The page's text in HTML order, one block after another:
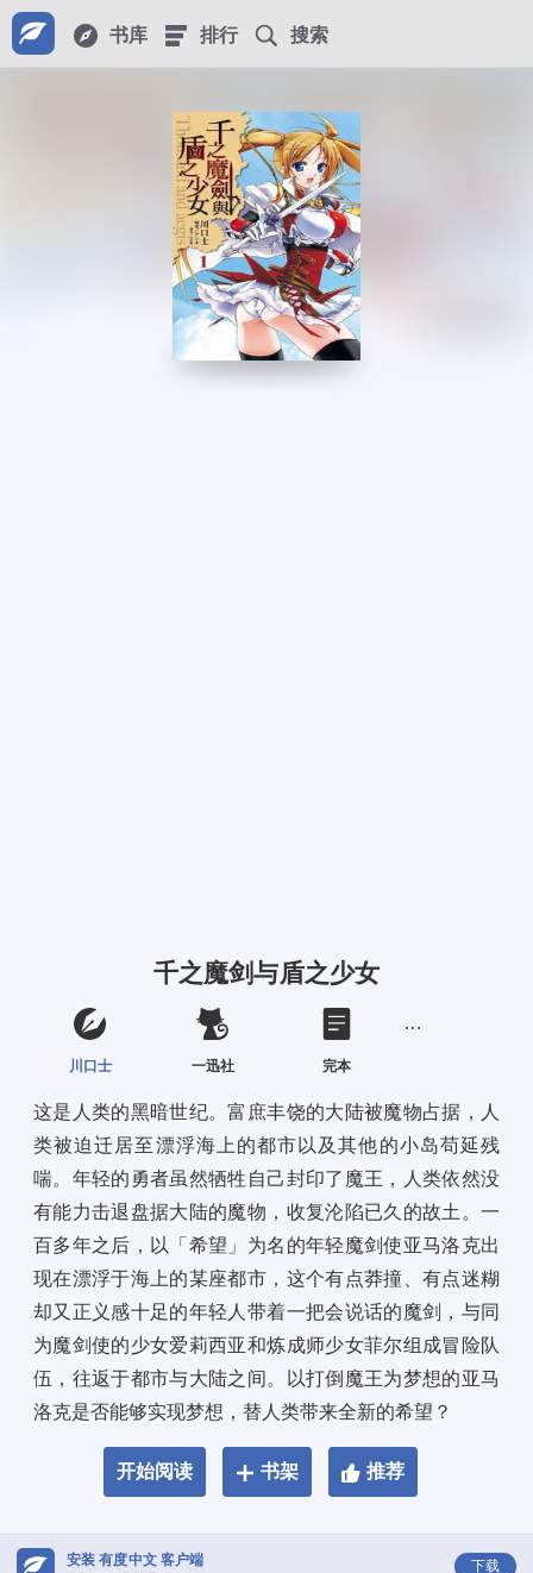
书库 排行 搜索
千之魔剑与盾之少女
川口士 一迅社 完本
这是人类的黑暗世纪。富庶丰饶的大陆被魔物占据，人
类被迫迁居至漂浮海上的都市以及其他的小岛苟延残
喘。年轻的勇者虽然牺牲自己封印了魔王，人类依然没
有能力击退盘据大陆的魔物，收复沦陷已久的故土。一
百多年之后，以「希望」为名的年轻魔剑使亚马洛克出
现在漂浮于海上的某座都市，这个有点莽撞、有点迷糊
却又正义感十足的年轻人带着一把会说话的魔剑，与同
为魔剑使的少女爱莉西亚和炼成师少女菲尔组成冒险队
伍，往返于都市与大陆之间。以打倒魔王为梦想的亚马
洛克是否能够实现梦想，替人类带来全新的希望？
开始阅读 书架 推荐
安装 有度中文 客户端 下载